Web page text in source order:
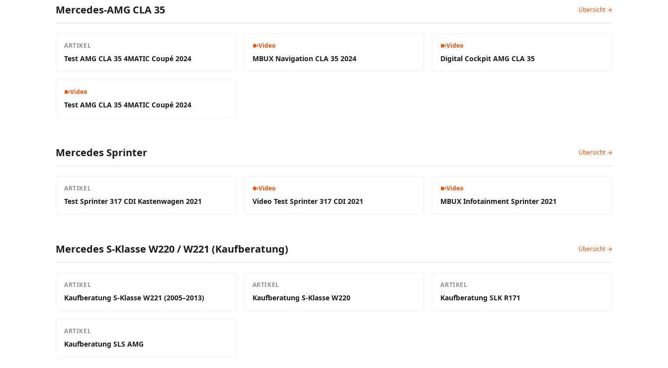
Mercedes-AMG CLA 35 Übersicht →
ARTIKEL
Test AMG CLA 35 4MATIC Coupé 2024
Video
MBUX Navigation CLA 35 2024
Video
Digital Cockpit AMG CLA 35
Video
Test AMG CLA 35 4MATIC Coupé 2024
Mercedes Sprinter Übersicht →
ARTIKEL
Test Sprinter 317 CDI Kastenwagen 2021
Video
Video Test Sprinter 317 CDI 2021
Video
MBUX Infotainment Sprinter 2021
Mercedes S-Klasse W220 / W221 (Kaufberatung) Übersicht →
ARTIKEL
Kaufberatung S-Klasse W221 (2005–2013)
ARTIKEL
Kaufberatung S-Klasse W220
ARTIKEL
Kaufberatung SLK R171
ARTIKEL
Kaufberatung SLS AMG